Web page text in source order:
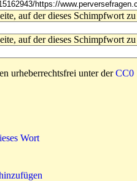
auf der dieses Schimpfwort
auf der dieses Schimpfwort
urheberrechtsfrei unter derCC0
Wort